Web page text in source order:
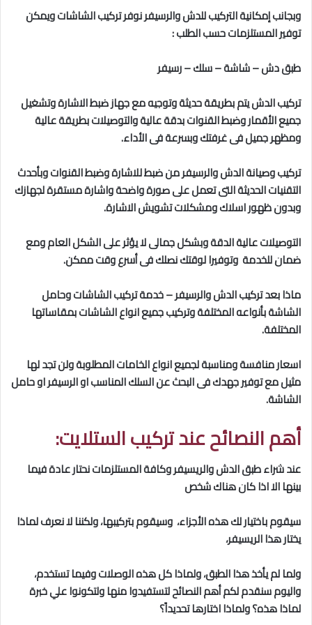
وبجانب إمكانية التركيب للدش والرسيفر نوفر تركيب الشاشات ويمكن
توفير المستلزمات حسب الطلب :
طبق دش – شاشة – سلك – رسيفر
تركيب الدش يتم بطريقة حديثة وتوجيه مع جهاز ضبط الاشارة وتشغيل
جميع الأقمار وضبط القنوات بدقة عالية والتوصيلات بطريقة عالية
ومظهر جميل فى غرفتك وبسرعة فى الأداء.
تركيب وصيانة الدش والرسيفر من ضبط للاشارة وضبط القنوات وبأحدث
التقنيات الحديثة التى تعمل على صورة واضحة واشارة مستقرة لجهازك
وبدون ظهور اسلاك ومشكلات تشويش الاشارة.
التوصيلات عالية الدقة وبشكل جمالى لا يؤثر على الشكل العام ومع
ضمان للخدمة وتوفيرا لوقتك نصلك فى أسرع وقت ممكن.
ماذا بعد تركيب الدش والرسيفر – خدمة تركيب الشاشات وحامل
الشاشة بأنواعه المختلفة وتركيب جميع انواع الشاشات بمقاساتها
المختلفة.
اسعار منافسة ومناسبة لجميع انواع الخامات المطلوبة ولن تجد لها
مثيل مع توفير جهدك فى البحث عن السلك المناسب او الرسيفر او حامل
الشاشة.
أهم النصائح عند تركيب الستلايت:
عند شراء طبق الدش والريسيفر وكافة المستلزمات نحتار عادة فيما
بينها الا اذا كان هناك شخص
سيقوم باختيار لك هذه الأجزاء، وسيقوم بتركيبها، ولكننا لا نعرف لماذا
يختار هذا الريسيفر،
ولما لم يأخذ هذا الطبق، ولماذا كل هذه الوصلات وفيما تستخدم،
واليوم سنقدم لكم أهم النصائح لتستفيدوا منها ولتكونوا علي خبرة
لماذا هذه؟ ولماذا اختارها تحديداً؟